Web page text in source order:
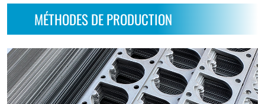
MÉTHODES DE PRODUCTION